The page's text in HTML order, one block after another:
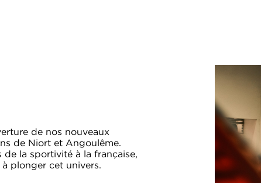
de nos nouveaux
de Niort et Angoulême.
de la sportivité à la française,
plonger cet univers.